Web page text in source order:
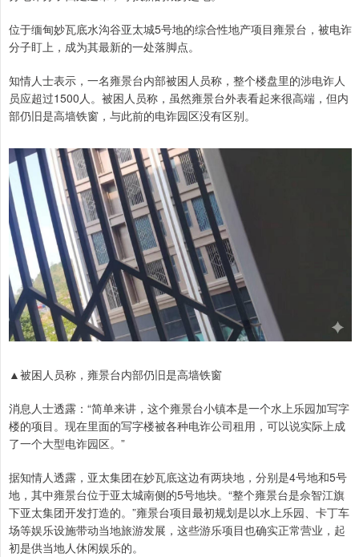
位于缅甸妙瓦底水沟谷亚太城5号地的综合性地产项目雍景台，被电诈
分子盯上，成为其最新的一处落脚点。
知情人士表示，一名雍景台内部被困人员称，整个楼盘里的涉电诈人
员应超过1500人。被困人员称，虽然雍景台外表看起来很高端，但内
部仍旧是高墙铁窗，与此前的电诈园区没有区别。
▲被困人员称，雍景台内部仍旧是高墙铁窗
消息人士透露：“简单来讲，这个雍景台小镇本是一个水上乐园加写字
楼的项目。现在里面的写字楼被各种电诈公司租用，可以说实际上成
了一个大型电诈园区。”
据知情人透露，亚太集团在妙瓦底这边有两块地，分别是4号地和5号
地，其中雍景台位于亚太城南侧的5号地块。“整个雍景台是佘智江旗
下亚太集团开发打造的。”雍景台项目最初规划是以水上乐园、卡丁车
场等娱乐设施带动当地旅游发展，这些游乐项目也确实正常营业，起
初是供当地人休闲娱乐的。